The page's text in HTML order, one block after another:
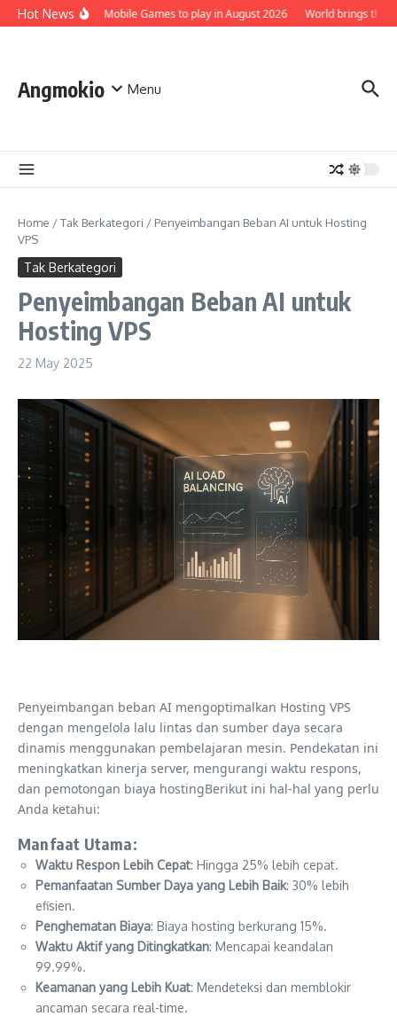
Skip to content
Hot News
Top 5 Best Mobile Games to play in August 2026 World brings the
Angmokio Menu
Home /Tak Berkategori / Penyeimbangan Beban AI untuk Hosting
VPS
Tak Berkategori
Penyeimbangan Beban AI untuk
Hosting VPS
22 May 2025
Penyeimbangan beban AI mengoptimalkan Hosting VPS
dengan mengelola lalu lintas dan sumber daya secara
dinamis menggunakan pembelajaran mesin. Pendekatan ini
meningkatkan kinerja server, mengurangi waktu respons,
dan pemotongan biaya hostingBerikut ini hal-hal yang perlu
Anda ketahui:
Manfaat Utama:
Waktu Respon Lebih Cepat: Hingga 25% lebih cepat.
Pemanfaatan Sumber Daya yang Lebih Baik: 30% lebih
efisien.
Penghematan Biaya: Biaya hosting berkurang 15%.
Waktu Aktif yang Ditingkatkan: Mencapai keandalan
99.99%.
Keamanan yang Lebih Kuat: Mendeteksi dan memblokir
ancaman secara real-time.